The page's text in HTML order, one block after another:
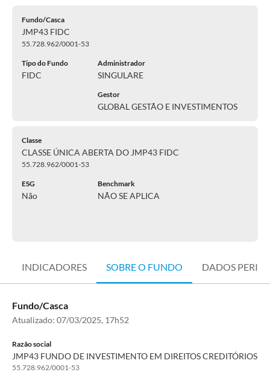
Fundo/Casca
JMP43 FIDC
55.728.962/0001-53
Tipo do Fundo
FIDC
Administrador
SINGULARE
Gestor
GLOBAL GESTÃO E INVESTIMENTOS
Classe
CLASSE ÚNICA ABERTA DO JMP43 FIDC
55.728.962/0001-53
ESG
Não
Benchmark
NÃO SE APLICA
INDICADORES SOBRE O FUNDO DADOS
Fundo/Casca
Atualizado: 07/03/2025, 17h52
Razão social
JMP43 FUNDO DE INVESTIMENTO EM DIREITOS CREDITÓRIOS
55.728.962/0001-53